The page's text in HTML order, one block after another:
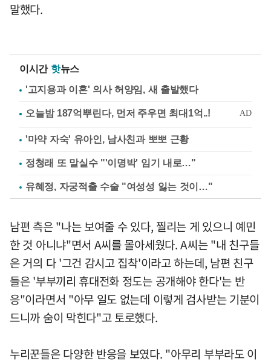
말했다.
이시간 핫뉴스
'고지용과 이혼' 의사 허양임, 새 출발했다
'마약 자숙' 유아인, 남사친과 뽀뽀 근황
정청래 또 말실수 "'이명박' 임기 내로…"
유혜정, 자궁적출 수술 "여성성 잃는 것이…"
남편 측은 "나는 보여줄 수 있다, 찔리는 게 있으니 예민
한 것 아니냐"면서 A씨를 몰아세웠다. A씨는 "내 친구들
은 거의 다 '그건 감시고 집착'이라고 하는데, 남편 친구
들은 '부부끼리 휴대전화 정도는 공개해야 한다'는 반
응"이라면서 "아무 일도 없는데 이렇게 검사받는 기분이
드니까 숨이 막힌다"고 토로했다.
누리꾼들은 다양한 반응을 보였다. "아무리 부부라도 이